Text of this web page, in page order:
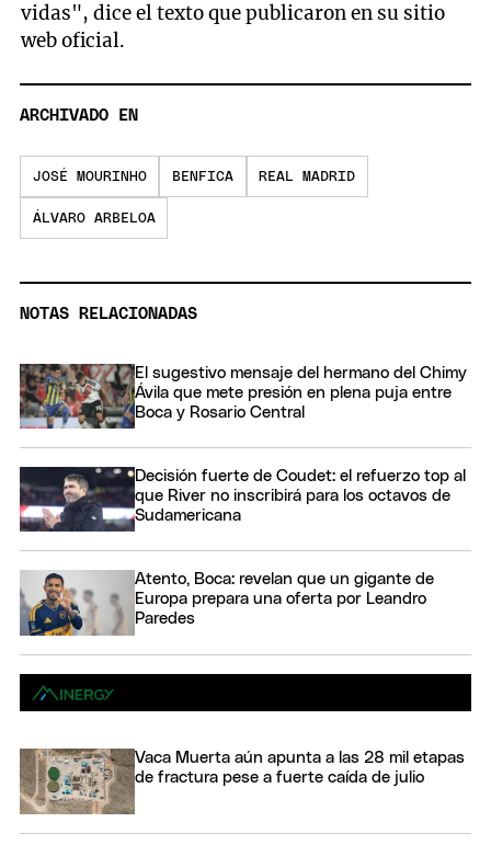
vidas", dice el texto que publicaron en su sitio
web oficial.
ARCHIVADO EN
JOSÉ MOURINHO BENFICA REAL MADRID
ÁLVARO ARBELOA
NOTAS RELACIONADAS
El sugestivo mensaje del hermano del Chimy
Ávila que mete presión en plena puja entre
Boca y Rosario Central
Decisión fuerte de Coudet: el refuerzo top al
que River no inscribirá para los octavos de
Sudamericana
Atento, Boca: revelan que un gigante de
Europa prepara una oferta por Leandro
Paredes
Vaca Muerta aún apunta a las 28 mil etapas
de fractura pese a fuerte caída de julio